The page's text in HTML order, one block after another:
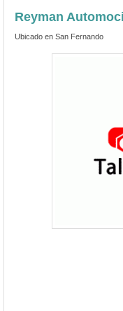
Reyman
Ubicado en San Fernando